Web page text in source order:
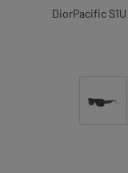
DiorPacific S1U